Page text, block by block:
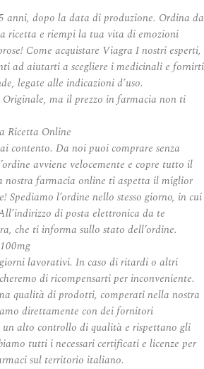
anni, dopo la data di produzione. Ordina da
ricetta e riempi la tua vita di emozioni
Come acquistare Viagra I nostri esperti,
ad aiutarti a scegliere i medicinali e fornirti
legate alle indicazioni d’uso.
ma il prezzo in farmacia non ti
contento. Da noi puoi comprare senza
avviene velocemente e copre tutto il
farmacia online ti aspetta il miglior
Spediamo l’ordine nello stesso giorno, in cui
di posta elettronica da te
che ti informa sullo stato dell’ordine.
lavorativi. In caso di ritardi o altri
di ricompensarti per inconveniente.
qualità di prodotti, comperati nella nostra
direttamente con dei fornitori
un alto controllo di qualità e rispettano gli
tutti i necessari certificati e licenze per
sul territorio italiano.